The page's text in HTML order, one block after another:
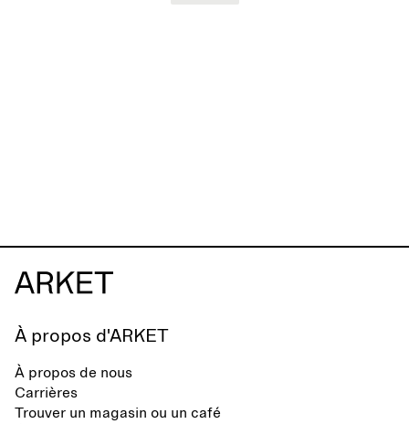
À propos d'ARKET
À propos de nous
Carrières
Trouver un magasin ou un café